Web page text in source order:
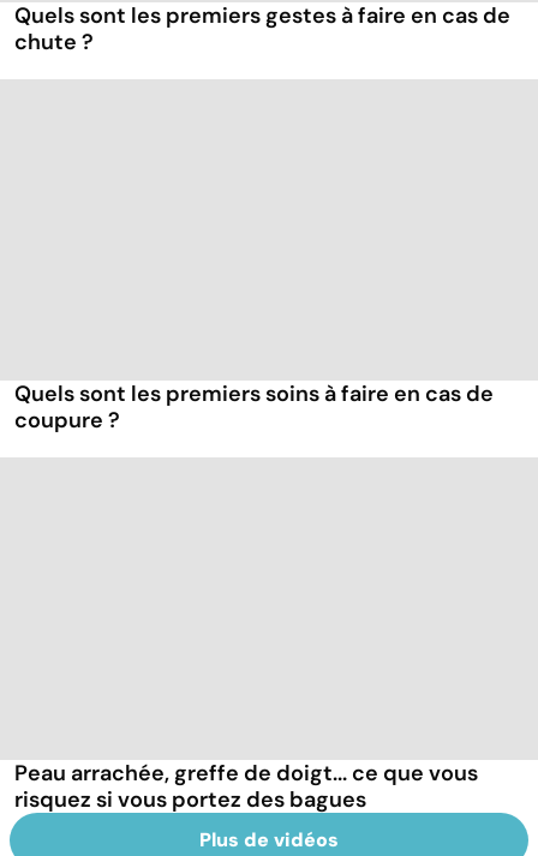
Quels sont les premiers gestes à faire en cas de
chute ?
Quels sont les premiers soins à faire en cas de
coupure ?
Peau arrachée, greffe de doigt... ce que vous
risquez si vous portez des bagues
Plus de vidéos